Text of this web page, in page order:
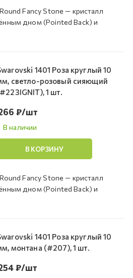
Fancy Stone — кристалл
дном (Pointed Back) и
1401 Роза круглый 10
светло-розовый сияющий
1 шт.
В наличии
₽/шт
В КОРЗИНУ
Fancy Stone — кристалл
дном (Pointed Back) и
1401 Роза круглый 10
монтана (#207), 1 шт.
₽/шт